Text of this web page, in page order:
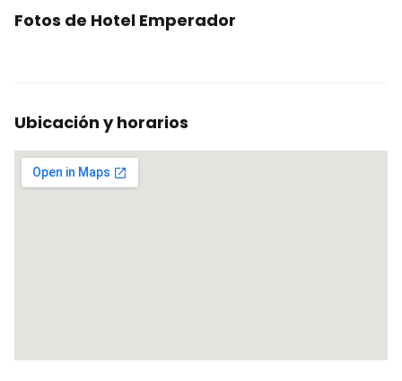
Fotos de Hotel Emperador
Ubicación y horarios